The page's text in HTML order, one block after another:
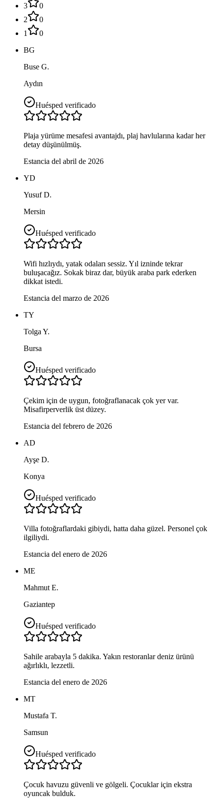
3
0
2
0
1
0
BG
Buse G.
Aydın
Huésped verificado
Plaja yürüme mesafesi avantajdı, plaj havlularına kadar her
detay düşünülmüş.
Estancia del abril de 2026
YD
Yusuf D.
Mersin
Huésped verificado
Wifi hızlıydı, yatak odaları sessiz. Yıl izninde tekrar
buluşacağız. Sokak biraz dar, büyük araba park ederken
dikkat istedi.
Estancia del marzo de 2026
TY
Tolga Y.
Bursa
Huésped verificado
Çekim için de uygun, fotoğraflanacak çok yer var.
Misafirperverlik üst düzey.
Estancia del febrero de 2026
AD
Ayşe D.
Konya
Huésped verificado
Villa fotoğraflardaki gibiydi, hatta daha güzel. Personel çok
ilgiliydi.
Estancia del enero de 2026
ME
Mahmut E.
Gaziantep
Huésped verificado
Sahile arabayla 5 dakika. Yakın restoranlar deniz ürünü
ağırlıklı, lezzetli.
Estancia del enero de 2026
MT
Mustafa T.
Samsun
Huésped verificado
Çocuk havuzu güvenli ve gölgeli. Çocuklar için ekstra
oyuncak bulduk.